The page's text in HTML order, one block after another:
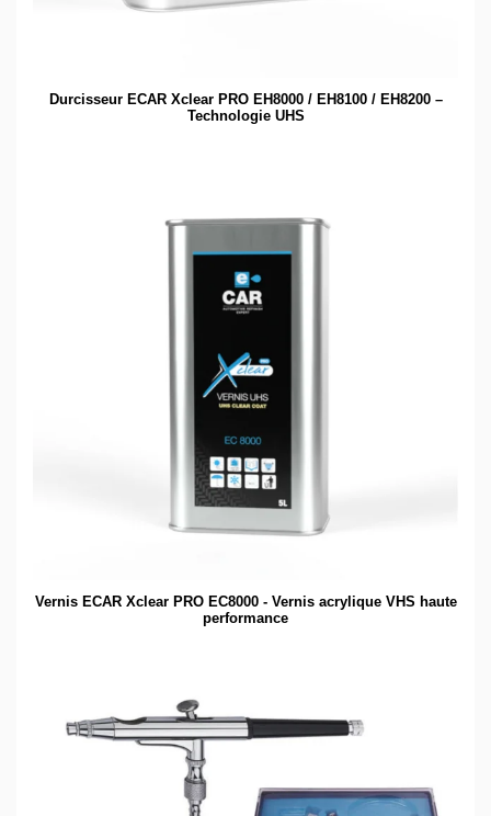
Durcisseur ECAR Xclear PRO EH8000 / EH8100 / EH8200 –
Technologie UHS
Vernis ECAR Xclear PRO EC8000 - Vernis acrylique VHS haute
performance